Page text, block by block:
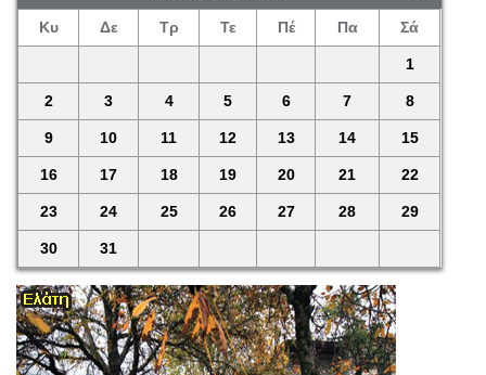
Κυ Δε Τρ Τε Πέ Πα Σά
1
2 3 4 5 6 7 8
9 10 11 12 13 14 15
16 17 18 19 20 21 22
23 24 25 26 27 28 29
30 31